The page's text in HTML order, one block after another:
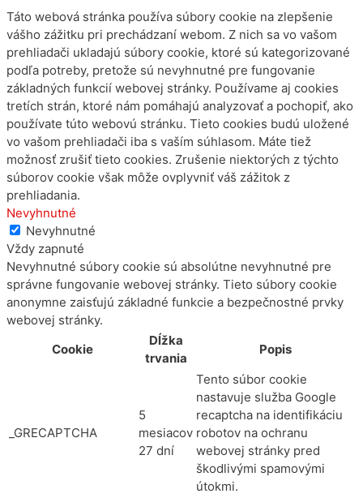
Táto webová stránka používa súbory cookie na zlepšenie
vášho zážitku pri prechádzaní webom. Z nich sa vo vašom
prehliadači ukladajú súbory cookie, ktoré sú kategorizované
podľa potreby, pretože sú nevyhnutné pre fungovanie
základných funkcií webovej stránky. Používame aj cookies
tretích strán, ktoré nám pomáhajú analyzovať a pochopiť, ako
používate túto webovú stránku. Tieto cookies budú uložené
vo vašom prehliadači iba s vaším súhlasom. Máte tiež
možnosť zrušiť tieto cookies. Zrušenie niektorých z týchto
súborov cookie však môže ovplyvniť váš zážitok z
prehliadania.
Nevyhnutné
Nevyhnutné
Vždy zapnuté
Nevyhnutné súbory cookie sú absolútne nevyhnutné pre
správne fungovanie webovej stránky. Tieto súbory cookie
anonymne zaisťujú základné funkcie a bezpečnostné prvky
webovej stránky.
Cookie
Dĺžka
trvania
Popis
_GRECAPTCHA
5
mesiacov
27 dní
Tento súbor cookie
nastavuje služba Google
recaptcha na identifikáciu
robotov na ochranu
webovej stránky pred
škodlivými spamovými
útokmi.